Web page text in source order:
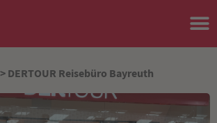
> DERTOUR Reisebüro Bayreuth